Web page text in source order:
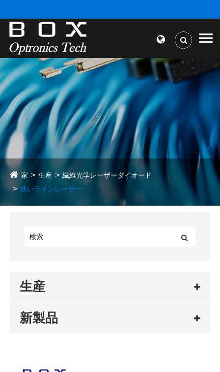
家 生産
繊維光学レーザーダイオード
狭いラインレーザー
生産
新製品